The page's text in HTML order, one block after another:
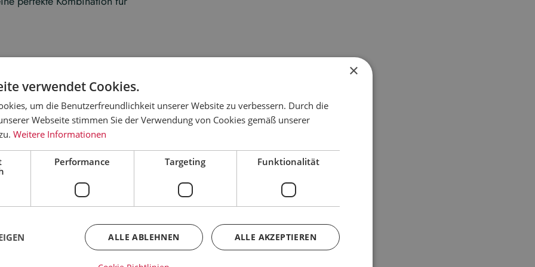
ausgerollt und in Form gebracht.
Geschmack und seine zurückhaltende
×
verwendet Cookies.
um die Benutzerfreundlichkeit unserer Website zu verbessern. Durch die
Webseite stimmen Sie der Verwendung von Cookies gemäß unserer
Weitere Informationen
Performance Targeting Funktionalität
ALLE AKZEPTIEREN
ALLE ABLEHNEN